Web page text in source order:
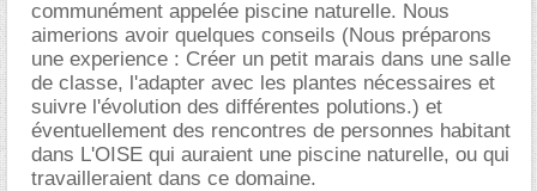
communément appelée piscine naturelle. Nous
aimerions avoir quelques conseils (Nous préparons
une experience : Créer un petit marais dans une salle
de classe, l'adapter avec les plantes nécessaires et
suivre l'évolution des différentes polutions.) et
éventuellement des rencontres de personnes habitant
dans L'OISE qui auraient une piscine naturelle, ou qui
travailleraient dans ce domaine.